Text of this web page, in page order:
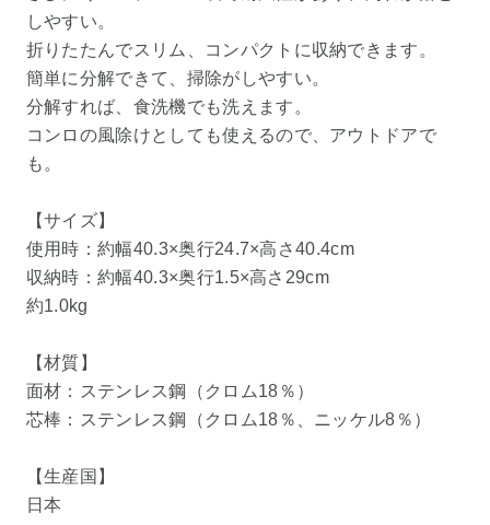
しやすい。
折りたたんでスリム、コンパクトに収納できます。
簡単に分解できて、掃除がしやすい。
分解すれば、食洗機でも洗えます。
コンロの風除けとしても使えるので、アウトドアで
も。
【サイズ】
使用時：約幅40.3×奥行24.7×高さ40.4cm
収納時：約幅40.3×奥行1.5×高さ29cm
約1.0kg
【材質】
面材：ステンレス鋼（クロム18％）
芯棒：ステンレス鋼（クロム18％、ニッケル8％）
【生産国】
日本